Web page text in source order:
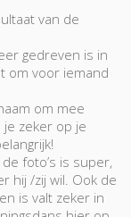
van de
gedreven is in
om voor iemand
om mee
zeker op je
foto’s is super,
hij /zij wil. Ook de
is valt zeker in